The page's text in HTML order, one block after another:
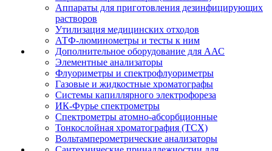
Аппараты для приготовления дезинфицирующих
растворов
Утилизация медицинских отходов
АТФ-люминометры и тесты к ним
Дополнительное оборудование для ААС
Элементные анализаторы
Флуориметры и спектрофлуориметры
Газовые и жидкостные хроматографы
Системы капиллярного электрофореза
ИК-Фурье спектрометры
Спектрометры атомно-абсорбционные
Тонкослойная хроматография (ТСХ)
Вольтамперометрические анализаторы